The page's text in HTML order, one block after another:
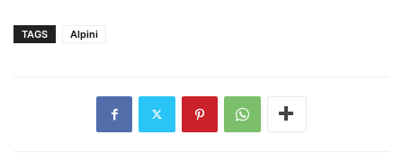
TAGS Alpini